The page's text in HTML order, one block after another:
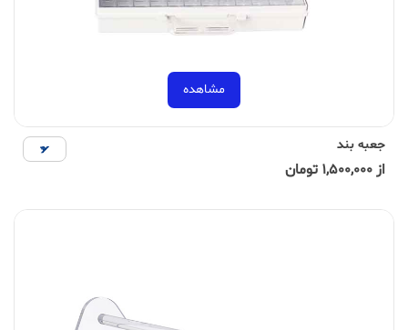
مشاهده
جعبه بند
از 1,500,000 تومان